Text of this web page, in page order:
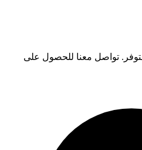
تواصل معنا للحصول على